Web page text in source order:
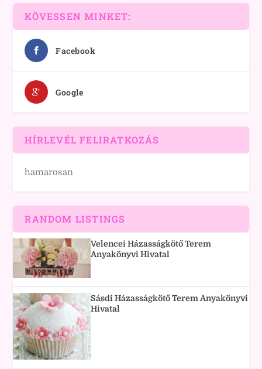
KÖVESSEN MINKET:
Facebook
Google
HÍRLEVÉL FELIRATKOZÁS
hamarosan
RANDOM LISTINGS
Velencei Házasságkötő Terem
Anyakönyvi Hivatal
Sásdi Házasságkötő Terem Anyakönyvi
Hivatal